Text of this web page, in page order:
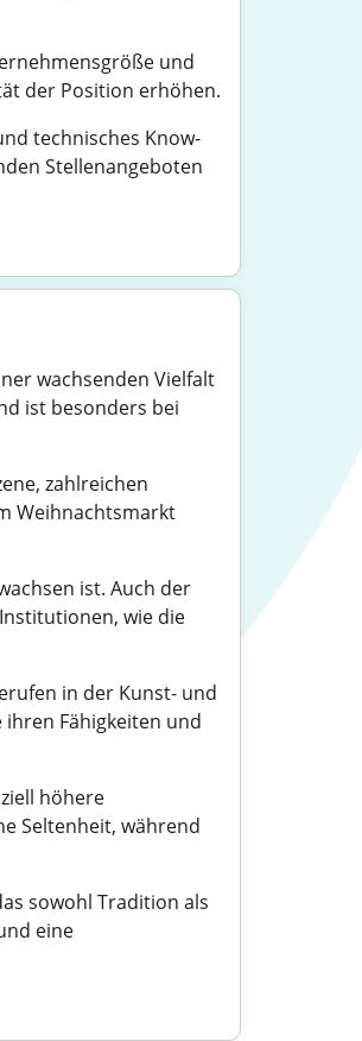
und
der Position erhöhen.
technisches Know-
Stellenangeboten
wachsenden Vielfalt
ist besonders bei
zahlreichen
Weihnachtsmarkt
ist. Auch der
wie die
in der Kunst- und
Fähigkeiten und
höhere
Seltenheit, während
sowohl Tradition als
eine